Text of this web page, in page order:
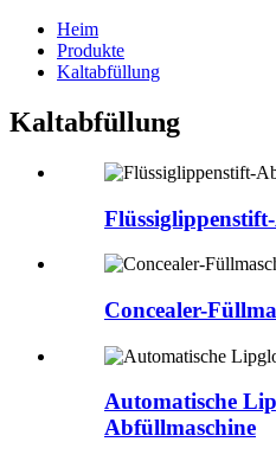
Heim
Produkte
Kaltabfüllung
Kaltabfüllung
Concealer-
Automatische
Abfüllmaschine